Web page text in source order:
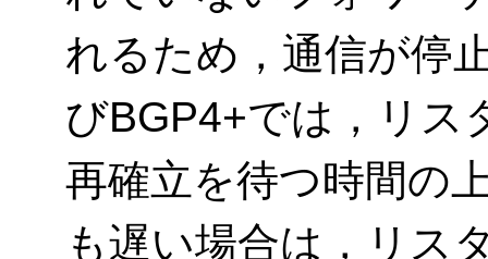
れるため，通信が停
びBGP4+では，リス
再確立を待つ時間の
も遅い場合は，リス